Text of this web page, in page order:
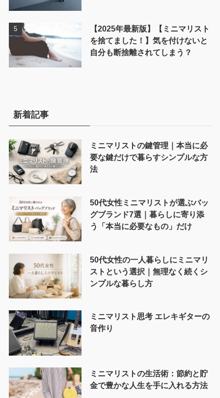
【2025年最新版】【ミニマリスト
を捨てました！】気を付けないと
自分も断捨離されてしまう？
新着記事
ミニマリストの鍵管理｜本当に必
要な鍵だけで暮らすシンプルな方
法
50代女性ミニマリストが選ぶバッ
グブランド7選｜暮らしに寄り添
う「本当に必要なもの」だけ
50代女性の一人暮らしにミニマリ
ストという選択｜無理なく続くシ
ンプルな暮らし方
ミニマリスト思考 エレキギターの
音作り
ミニマリストの生活術：節約と貯
金で豊かな人生を手に入れる方法